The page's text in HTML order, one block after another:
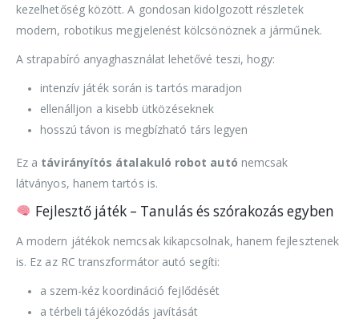
kezelhetőség között. A gondosan kidolgozott részletek
modern, robotikus megjelenést kölcsönöznek a járműnek.
A strapabíró anyaghasználat lehetővé teszi, hogy:
intenzív játék során is tartós maradjon
ellenálljon a kisebb ütközéseknek
hosszú távon is megbízható társ legyen
Ez a távirányítós átalakuló robot autó nemcsak
látványos, hanem tartós is.
Fejlesztő játék – Tanulás és szórakozás egyben
A modern játékok nemcsak kikapcsolnak, hanem fejlesztenek
is. Ez az RC transzformátor autó segíti:
a szem-kéz koordináció fejlődését
a térbeli tájékozódás javítását